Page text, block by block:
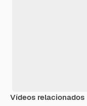
Vídeos relacionados